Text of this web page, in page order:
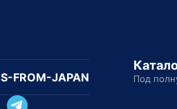
FROM-JAPAN Под